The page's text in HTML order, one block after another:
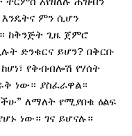
ምን ሲሆን
ከቅንጅት ጊዜ ጀምሮ
ድንቁርና ይሆን? በቅርቡ
የቅብብሎሽ የሃሰት
ነው። ያስፈራዋል።
ለማለት የሚያበቁ ዕልፍ
ነው። ገና ይሆናሉ።